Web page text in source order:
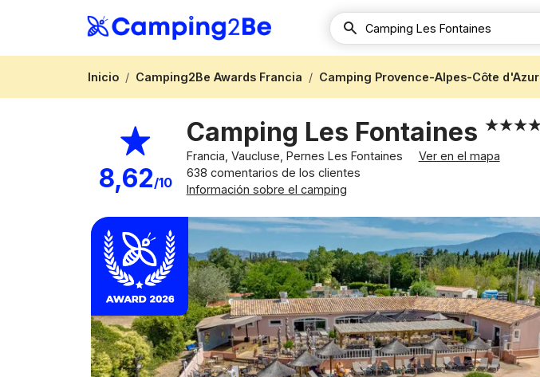
Inicio Camping2Be Awards Francia Camping Provence-Alpes-Côte d'Azur
8,62/10
Camping Les Fontaines
Francia, Vaucluse, Pernes Les Fontaines
Ver en el mapa
638 comentarios de los clientes
Información sobre el camping